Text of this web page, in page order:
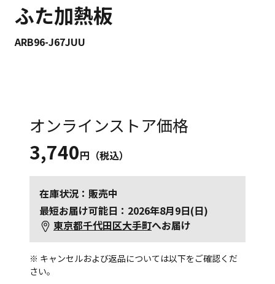
ふた加熱板
ARB96-J67JUU
オンラインストア価格
3,740円（税込）
在庫状況：販売中
最短お届け可能日：2026年8月9日(日)
東京都千代田区大手町へお届け
※ キャンセルおよび返品については以下をご確認くだ
さい。